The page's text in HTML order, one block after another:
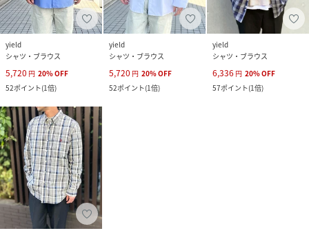
yield
シャツ・ブラウス
5,720 円 20%OFF
52ポイント(1倍)
yield
シャツ・ブラウス
5,720 円 20%OFF
52ポイント(1倍)
yield
シャツ・ブラウス
6,336 円 20%OFF
57ポイント(1倍)